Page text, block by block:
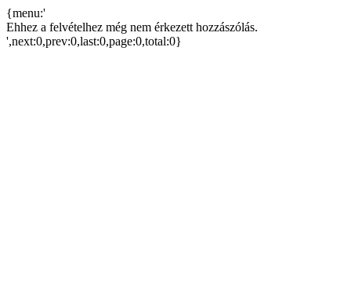
{menu:'
Ehhez a felvételhez még nem érkezett hozzászólás.
',next:0,prev:0,last:0,page:0,total:0}